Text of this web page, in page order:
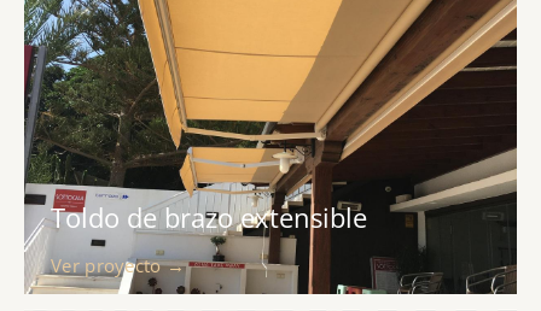
Toldo de brazo extensible
Ver proyecto →